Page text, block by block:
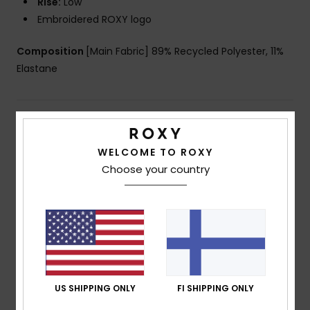
Embroidered ROXY logo
Composition [Main Fabric] 89% Recycled Polyester, 11%
Elastane
Shipping & Returns
Customer Reviews
Average Score
5.0
WELCOME TO ROXY
Choose your country
US SHIPPING ONLY FI SHIPPING ONLY